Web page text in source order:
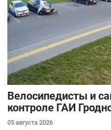
Велосипедисты и
контроле ГАИ
05 августа 2026